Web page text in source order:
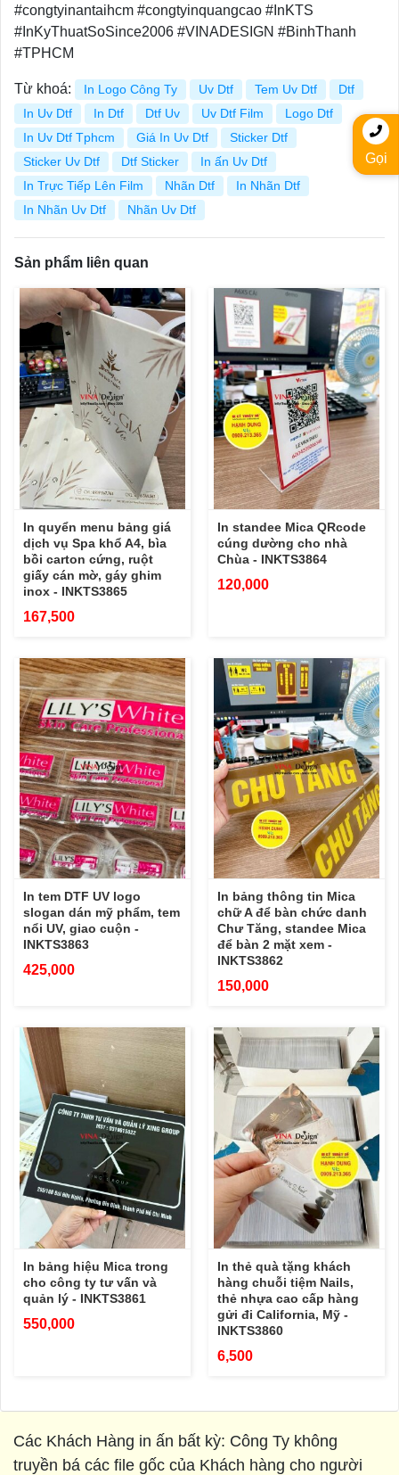
#congtyinantaihcm #congtyinquangcao #InKTS
#InKyThuatSoSince2006 #VINADESIGN #BinhThanh
#TPHCM
Từ khoá: In Logo Công Ty Uv Dtf Tem Uv Dtf
Dtf
In Uv Dtf
In Dtf Dtf Uv Uv Dtf Film
Logo Dtf
In Uv Dtf Tphcm
Giá In Uv Dtf
Sticker Dtf
Sticker Uv Dtf
Dtf Sticker
In ấn Uv Dtf
In Trực Tiếp Lên Film
Nhãn Dtf
In Nhãn Dtf
In Nhãn Uv Dtf
Nhãn Uv Dtf
Sản phẩm liên quan
In quyển menu bảng giá
dịch vụ Spa khổ A4, bìa
bồi carton cứng, ruột
giấy cán mờ, gáy ghim
inox - INKTS3865
167,500
In standee Mica QRcode
cúng dường cho nhà
Chùa - INKTS3864
120,000
In tem DTF UV logo
slogan dán mỹ phẩm, tem
nổi UV, giao cuộn -
INKTS3863
425,000
In bảng thông tin Mica
chữ A để bàn chức danh
Chư Tăng, standee Mica
để bàn 2 mặt xem -
INKTS3862
150,000
In bảng hiệu Mica trong
cho công ty tư vấn và
quản lý - INKTS3861
550,000
In thẻ quà tặng khách
hàng chuỗi tiệm Nails,
thẻ nhựa cao cấp hàng
gửi đi California, Mỹ -
INKTS3860
6,500
Gọi
Các Khách Hàng in ấn bất kỳ: Công Ty không
truyền bá các file gốc của Khách hàng cho người